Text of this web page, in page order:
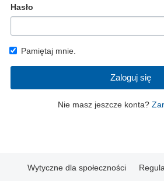
Hasło
Pamiętaj mnie.
Zaloguj się
Nie masz jeszcze konta?
Wytyczne dla społeczności